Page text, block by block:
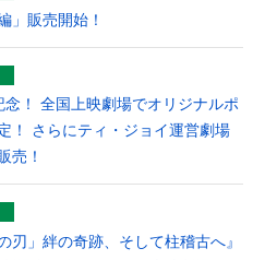
」販売開始！
念！ 全国上映劇場でオリジナルポ
！ さらにティ・ジョイ運営劇場
売！
刃」絆の奇跡、そして柱稽古へ』